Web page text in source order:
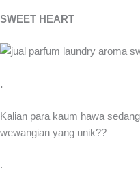
SWEET HEART
.
Kalian para kaum hawa
wewangian yang unik??
.